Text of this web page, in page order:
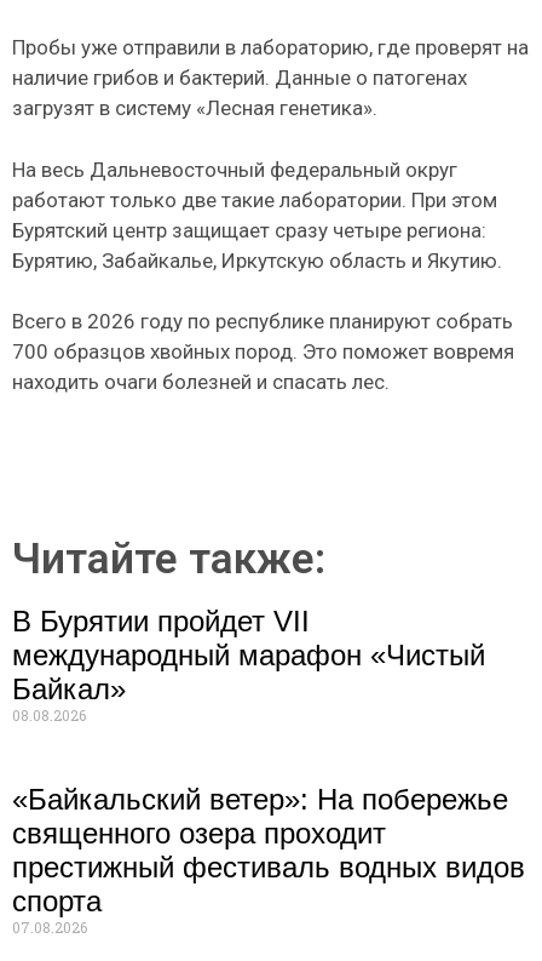
Пробы уже отправили в лабораторию, где проверят на
наличие грибов и бактерий. Данные о патогенах
загрузят в систему «Лесная генетика».
На весь Дальневосточный федеральный округ
работают только две такие лаборатории. При этом
Бурятский центр защищает сразу четыре региона:
Бурятию, Забайкалье, Иркутскую область и Якутию.
Всего в 2026 году по республике планируют собрать
700 образцов хвойных пород. Это поможет вовремя
находить очаги болезней и спасать лес.
Читайте также:
В Бурятии пройдет VII
международный марафон «Чистый
Байкал»
08.08.2026
«Байкальский ветер»: На побережье
священного озера проходит
престижный фестиваль водных видов
спорта
07.08.2026